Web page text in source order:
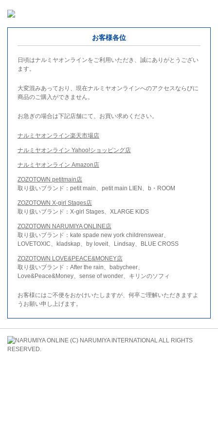
お客様各位
日頃はナルミヤオンラインをご利用いただき、誠にありがとうござい
ます。
大変混みあっており、現在ナルミヤオンラインへのアクセスならびに
商品のご購入ができません。
お急ぎの場合は下記店舗にて、お買い求めください。
ナルミヤオンライン楽天市場店
ナルミヤオンライン Yahoo!ショッピング店
ナルミヤオンライン Amazon店
ZOZOTOWN petitmain店
取り扱いブランド：petit main、petit main LIEN、b・ROOM
ZOZOTOWN X-girl Stages店
取り扱いブランド：X-girl Stages、XLARGE KIDS
ZOZOTOWN NARUMIYA ONLINE店
取り扱いブランド：kate spade new york childrenswear、
LOVETOXIC、kladskap、by loveit、Lindsay、BLUE CROSS
ZOZOTOWN LOVE&PEACE&MONEY店
取り扱いブランド：After the rain、babycheer、
Love&Peace&Money、sense of wonder、キリンのソフィ
お客様にはご不便をおかけいたしますが、何卒ご理解いただきますよ
うお願い申し上げます。